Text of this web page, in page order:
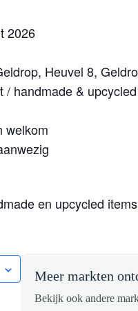
2026
Heuvel 8,
/ handmade & upcycled
welkom
en upcycled
Meer markten
Bekijk ook andere